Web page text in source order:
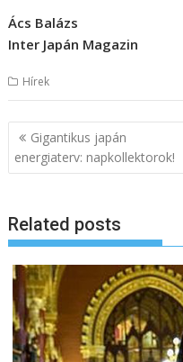
Ács Balázs
Inter Japán Magazin
Hírek
B
e
g
y
z
é
s
n
Gigantikus japán
energiaterv: napkollektorok!
Related posts